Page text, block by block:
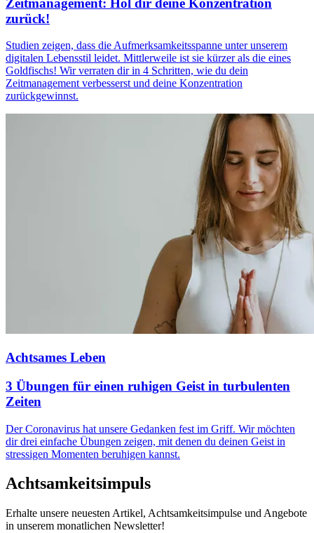
zurück!
Studien zeigen, dass die Aufmerksamkeitsspanne unter unserem
digitalen Lebensstil leidet. Mittlerweile ist sie kürzer als die eines
Goldfischs! Wir verraten dir in 4 Schritten, wie du dein
Zeitmanagement verbesserst und deine Konzentration
zurückgewinnst.
Achtsames Leben
3 Übungen für einen ruhigen Geist in turbulenten
Zeiten
Der Coronavirus hat unsere Gedanken fest im Griff. Wir möchten
dir drei einfache Übungen zeigen, mit denen du deinen Geist in
stressigen Momenten beruhigen kannst.
Achtsamkeitsimpuls
Erhalte unsere neuesten Artikel, Achtsamkeitsimpulse und Angebote
in unserem monatlichen Newsletter!